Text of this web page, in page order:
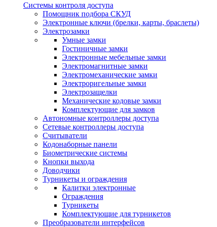
Системы контроля доступа
Помощник подбора СКУД
Электронные ключи (брелки, карты, браслеты)
Электрозамки
Умные замки
Гостиничные замки
Электронные мебельные замки
Электромагнитные замки
Электромеханические замки
Электроригельные замки
Электрозащелки
Механические кодовые замки
Комплектующие для замков
Автономные контроллеры доступа
Сетевые контроллеры доступа
Считыватели
Кодонаборные панели
Биометрические системы
Кнопки выхода
Доводчики
Турникеты и ограждения
Калитки электронные
Ограждения
Турникеты
Комплектующие для турникетов
Преобразователи интерфейсов